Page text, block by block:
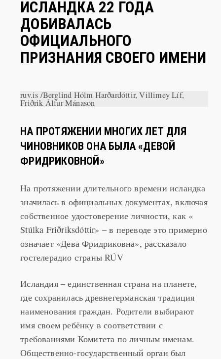
ДОБИВАЛАСЬ
ОФИЦИАЛЬНОГО
ПРИЗНАНИЯ СВОЕГО ИМЕНИ
ЧИНОВНИКОВ ОНА БЫЛА «ДЕВОЙ
ФРИДРИКОВНОЙ»
значилась в официальных документах, включая
собственное удостоверение личности, как «
Stúlka Friðriksdóttir» – в переводе это примерно
означает «Дева Фридриковна», рассказало
гостелерадио страны RÚV
где сохранилась древнегерманская традиция
наименования граждан. Родители выбирают
имя своем ребёнку в соответствии с
требованиями Комитета по личным именам.
Общественно-государственный орган был
учреждён в 1991 году для сохранения